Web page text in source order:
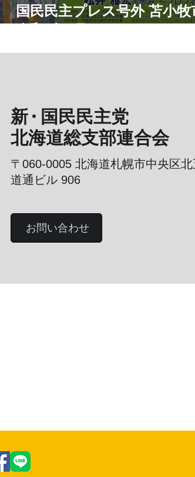
国民民主プレス号外 苫小
新・ 国民民主党
北海道総支部連合会
〒060-0005 北海道札幌市中央区北
道通ビル 906
お問い合わせ